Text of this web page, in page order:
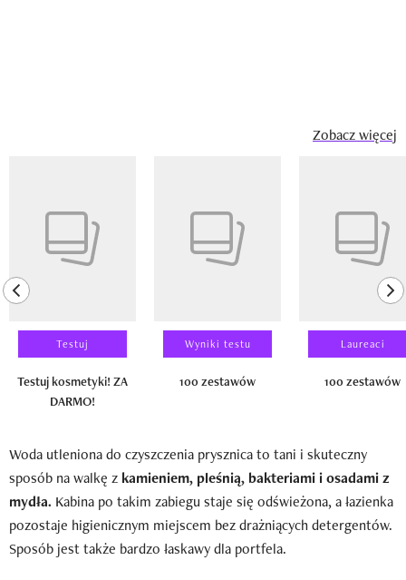
Zobacz więcej
previous element
Testuj
Testuj kosmetyki! ZA
DARMO!
Wyniki testu
100 zestawów
Laureaci
100 zestawów
Woda utleniona do czyszczenia prysznica to tani i skuteczny
sposób na walkę z kamieniem, pleśnią, bakteriami i osadami z
mydła. Kabina po takim zabiegu staje się odświeżona, a łazienka
pozostaje higienicznym miejscem bez drażniących detergentów.
Sposób jest także bardzo łaskawy dla portfela.